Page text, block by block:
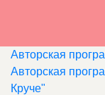
Авторская
Авторская
Круче"